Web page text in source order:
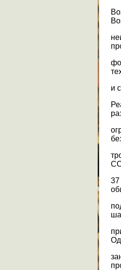
и
37